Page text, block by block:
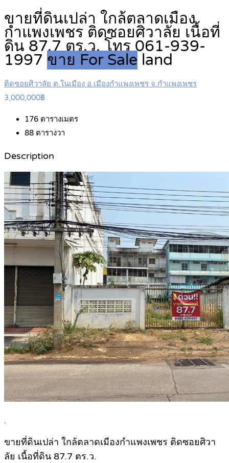
ขายที่ดินเปล่า ใกล้ตลาดเมือง
กำแพงเพชร ติดซอยศิวาลัย เนื้อที่
ดิน 87.7 ตร.ว. โทร 061-939-
1997 ขาย For Sale land
ติดซอยศิวาลัย ต.ในเมือง อ.เมืองกำแพงเพชร จ.กำแพงเพชร
3,000,000฿
176 ตารางเมตร
88 ตารางวา
Description
.
ขายที่ดินเปล่า ใกล้ตลาดเมืองกำแพงเพชร ติดซอยศิวา
ลัย เนื้อที่ดิน 87.7 ตร.ว.